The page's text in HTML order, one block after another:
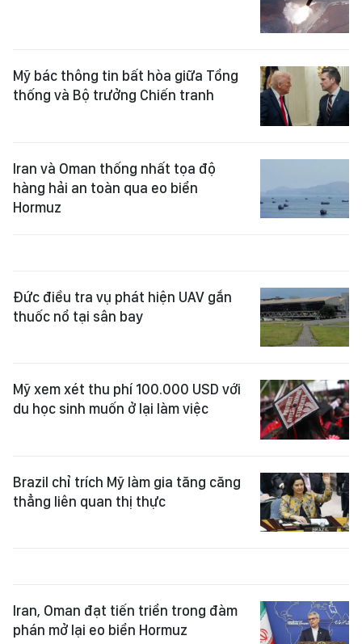
Mỹ bác thông tin bất hòa giữa Tổng
thống và Bộ trưởng Chiến tranh
Iran và Oman thống nhất tọa độ
hàng hải an toàn qua eo biển
Hormuz
Đức điều tra vụ phát hiện UAV gắn
thuốc nổ tại sân bay
Mỹ xem xét thu phí 100.000 USD với
du học sinh muốn ở lại làm việc
Brazil chỉ trích Mỹ làm gia tăng căng
thẳng liên quan thị thực
Iran, Oman đạt tiến triển trong đàm
phán mở lại eo biển Hormuz